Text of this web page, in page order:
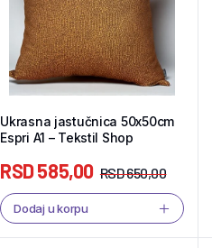
Ukrasna jastučnica 50x50cm
Espri A1 – Tekstil Shop
RSD650,00
RSD585,00
Dodaj u korpu